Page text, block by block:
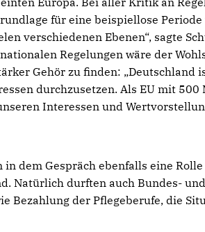
für eine beispiellose
verschiedenen Ebenen“, sagte
Regelungen wäre der
Gehör zu finden: „Deutschland
durchzusetzen. Als EU mit 500
Interessen und
dem Gespräch ebenfalls eine
Natürlich durften auch Bundes-
Bezahlung der Pflegeberufe, die